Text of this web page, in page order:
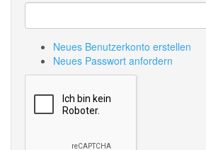
Neues Benutzerkonto erstellen
Neues Passwort anfordern